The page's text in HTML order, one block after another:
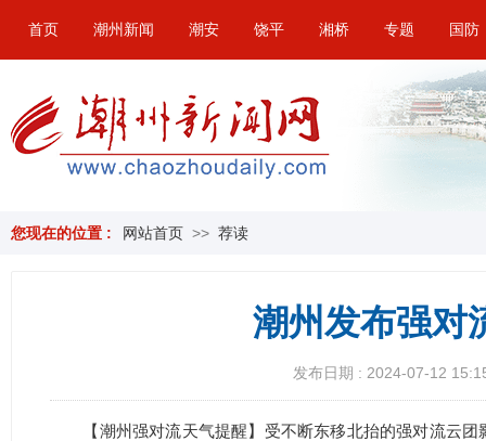
首页 潮州新闻 潮安 饶平 湘桥 专题 国防
您现在的位置 : 网站首页 >> 荐读
潮州发布强对
发布日期 : 2024-07-12
【潮州强对流天气提醒】受不断东移北抬的强对流云